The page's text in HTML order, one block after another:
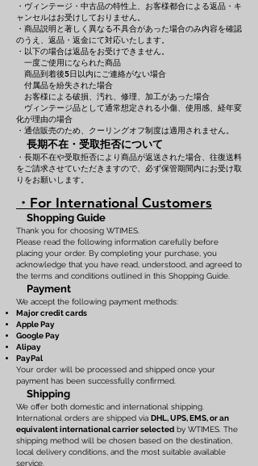
・ヴィンテージ・中古品の特性上、お客様都合による返品・キ
ャンセルはお受けしておりません。
・商品説明と著しく異なる不具合があった場合のみ内容を確認
のうえ、返品・返金にて対応いたします。
・以下の場合は返品をお受けできません。
一度ご使用になられた商品
商品到着後5日以内にご連絡がない場合
付属品を紛失された場合
お客様による破損、汚れ、修理、加工があった場合
ヴィンテージ品として通常想定される小傷、使用感、経年変
化が理由の場合
・通信販売のため、クーリングオフ制度は適用されません。
長期不在・受取拒否について
・長期不在や受取拒否により商品が返送された場合、往復送料
をご請求させていただきますので、必ず保管期間内にお受け取
りをお願いします。
・For International Customers
Shopping Guide
Thank you for choosing WTIMES.
Please read the following information carefully before
placing your order. By completing your purchase, you
acknowledge that you have read, understood, and agreed to
the terms and conditions outlined in this Shopping Guide.
Payment
We accept the following payment methods:
Major credit cards
Apple Pay
Google Pay
Alipay
PayPal
Your order will be processed and shipped once your
payment has been successfully confirmed.
Shipping
We offer both domestic and international shipping.
International orders are shipped via DHL, UPS, EMS, or an
equivalent international carrier selected by WTIMES. The
shipping method will be chosen based on the destination,
local delivery conditions, and the most suitable available
service.